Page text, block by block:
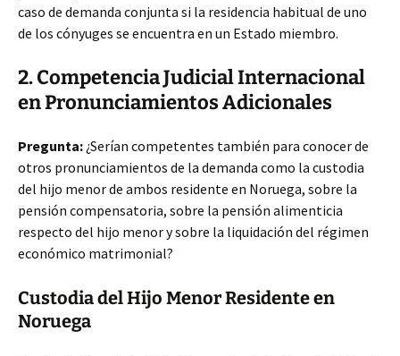
caso de demanda conjunta si la residencia habitual de uno
de los cónyuges se encuentra en un Estado miembro.
2. Competencia Judicial Internacional
en Pronunciamientos Adicionales
Pregunta: ¿Serían competentes también para conocer de
otros pronunciamientos de la demanda como la custodia
del hijo menor de ambos residente en Noruega, sobre la
pensión compensatoria, sobre la pensión alimenticia
respecto del hijo menor y sobre la liquidación del régimen
económico matrimonial?
Custodia del Hijo Menor Residente en
Noruega